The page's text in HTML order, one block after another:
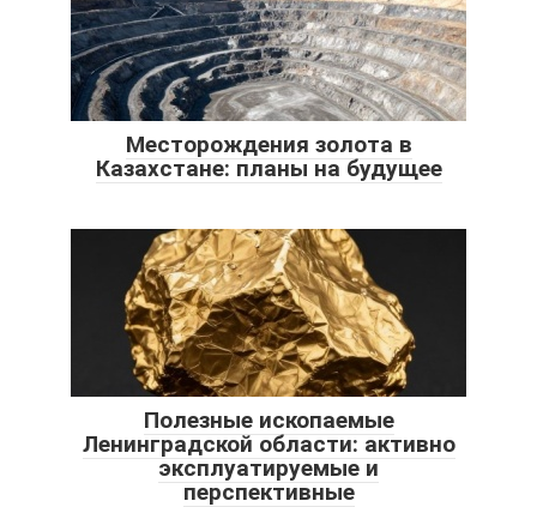
Месторождения золота в
Казахстане: планы на будущее
Полезные ископаемые
Ленинградской области: активно
эксплуатируемые и
перспективные